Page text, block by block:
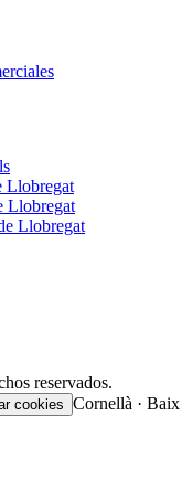
Llobregat
Llobregat
Llobregat
reservados.
cookies
Cornellà · Baix